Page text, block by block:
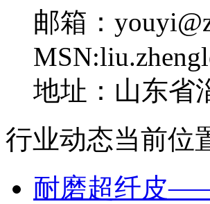
邮箱：
地址：山东省
行业动态当前位
耐磨超纤皮